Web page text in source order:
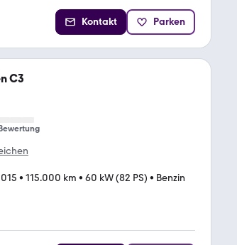
Kontakt Parken
C3
• 115.000 km • 60 kW (82 PS) • Benzin